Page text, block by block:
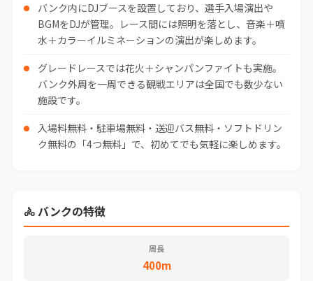
バンク内にDJブースを設置しており、選手入場演出や
BGMをDJが管理。レース間には照明を落とし、音楽＋噴
水＋カラーイルミネーションの演出が楽しめます。
グレードレースでは花火＋シャンパンファイトも実施。
バンク外周を一周できる観戦エリアは全国でも数少ない
施設です。
入場料無料・駐車場無料・送迎バス無料・ソフトドリン
ク無料の「4つ無料」で、初めてでも気軽に楽しめます。
🚴 バンクの特徴
周長
400m